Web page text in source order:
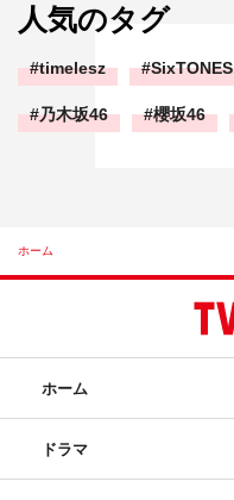
人気のタグ
timelesz SixTONES
乃木坂46 櫻坂46
ホーム
ホーム
ドラマ